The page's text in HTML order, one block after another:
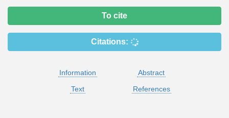
To cite
Citations:
Information
Abstract
Text
References